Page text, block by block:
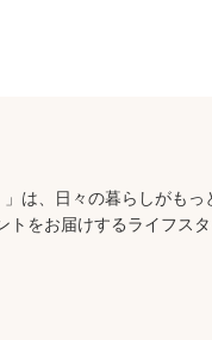
」は、日々の暮らしがもっ
トをお届けするライフス